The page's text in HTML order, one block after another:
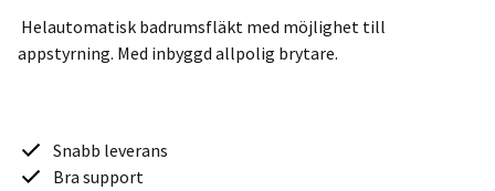
Helautomatisk badrumsfläkt med möjlighet till
appstyrning. Med inbyggd allpolig brytare.
Snabb leverans
Bra support